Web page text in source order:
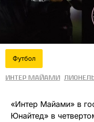
Футбол
Интер Майами
«Интер Майами» в
Юнайтед» в